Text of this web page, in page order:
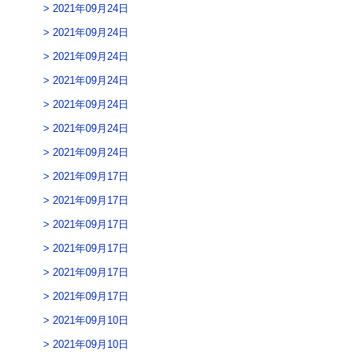
2021年09月24日
2021年09月24日
2021年09月24日
2021年09月24日
2021年09月24日
2021年09月24日
2021年09月24日
2021年09月17日
2021年09月17日
2021年09月17日
2021年09月17日
2021年09月17日
2021年09月17日
2021年09月10日
2021年09月10日